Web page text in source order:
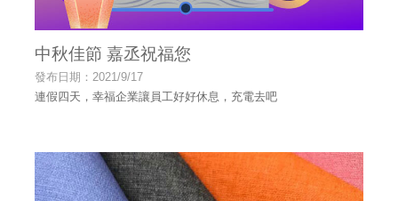
中秋佳節 嘉丞祝福您
發布日期：2021/9/17
連假四天，幸福企業讓員工好好休息，充電去吧